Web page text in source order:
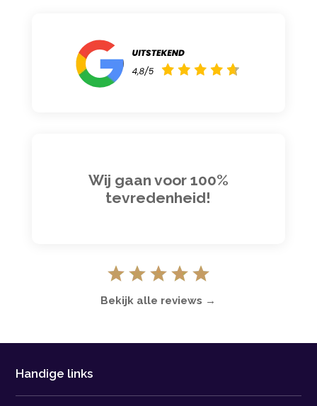
Wij gaan voor 100%
tevredenheid!
Bekijk alle reviews →
Handige links